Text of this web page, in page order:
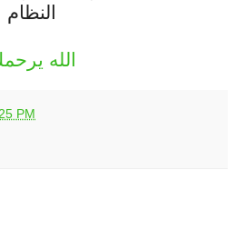
النظام
الله
PM